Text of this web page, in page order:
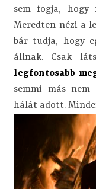
sem fogja,
Meredten nézi a
bár tudja, hogy
állnak. Csak
legfontosabb
semmi más
hálát adott.